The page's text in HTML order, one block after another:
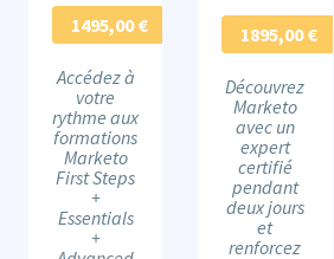
1495,00€
Accédez à
votre
rythme aux
formations
Marketo
First Steps
+
Essentials
+
1895,00€
Découvrez
Marketo
avec un
expert
certifié
pendant
deux jours
et
renforcez